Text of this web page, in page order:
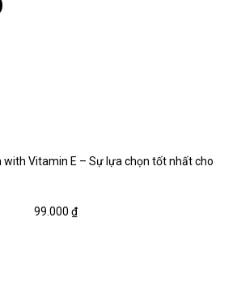
with Vitamin E – Sự lựa chọn tốt nhất cho
99.000 ₫